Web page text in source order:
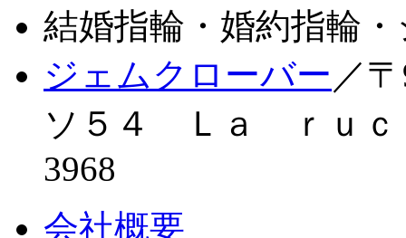
結婚指輪・婚約指輪
ジェムクローバー ／
ソ５４ Ｌａ ｒｕｃ
3968
会社概要